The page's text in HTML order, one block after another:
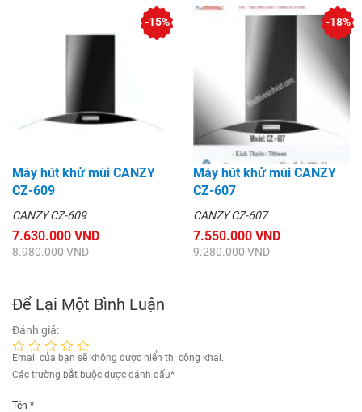
Máy hút khử mùi CANZY
CZ-609
CANZY CZ-609
7.630.000 VND
8.980.000 VND
-15%
Máy hút khử mùi CANZY
CZ-607
CANZY CZ-607
7.550.000 VND
9.280.000 VND
-18%
Để Lại Một Bình Luận
Đánh giá:
Email của bạn sẽ không được hiển thị công khai.
Các trường bắt buộc được đánh dấu*
Tên *